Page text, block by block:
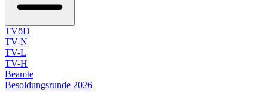
TVöD
TV-N
TV-L
TV-H
Beamte
Besoldungsrunde 2026